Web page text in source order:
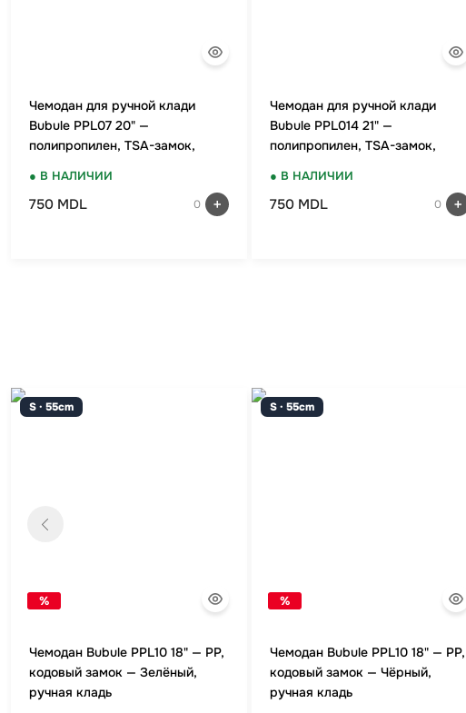
Чемодан для ручной клади
Bubule PPL07 20" —
полипропилен, TSA-замок,
● В НАЛИЧИИ
750 MDL 0
Чемодан для ручной клади
Bubule PPL014 21" —
полипропилен, TSA-замок,
● В НАЛИЧИИ
750 MDL 0
S · 55cm
%
Чемодан Bubule PPL10 18" — PP,
кодовый замок — Зелёный,
ручная кладь
S · 55cm
%
Чемодан Bubule PPL10 18" — PP,
кодовый замок — Чёрный,
ручная кладь